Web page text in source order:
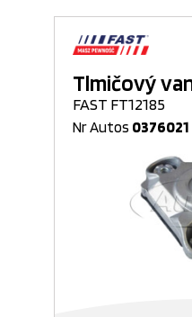
Tlmičový
FAST FT12185
Nr Autos 0376021